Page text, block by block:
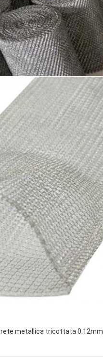
rete metallica tricottata 0.12mm